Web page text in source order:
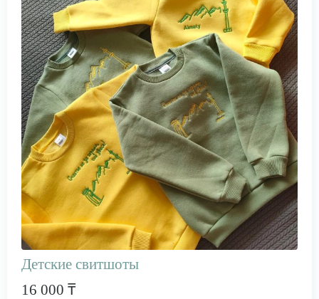
Детские свитшоты
16 000 ₸